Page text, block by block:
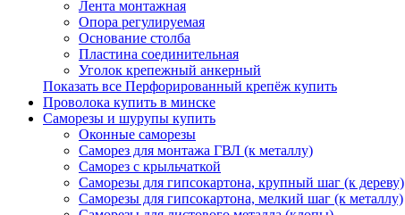
Лента монтажная
Опора регулируемая
Основание столба
Пластина соединительная
Уголок крепежный анкерный
Показать все Перфорированный крепёж купить
Проволока купить в минске
Саморезы и шурупы купить
Оконные саморезы
Саморез для монтажа ГВЛ (к металлу)
Саморез с крыльчаткой
Саморезы для гипсокартона, крупный шаг (к дереву)
Саморезы для гипсокартона, мелкий шаг (к металлу)